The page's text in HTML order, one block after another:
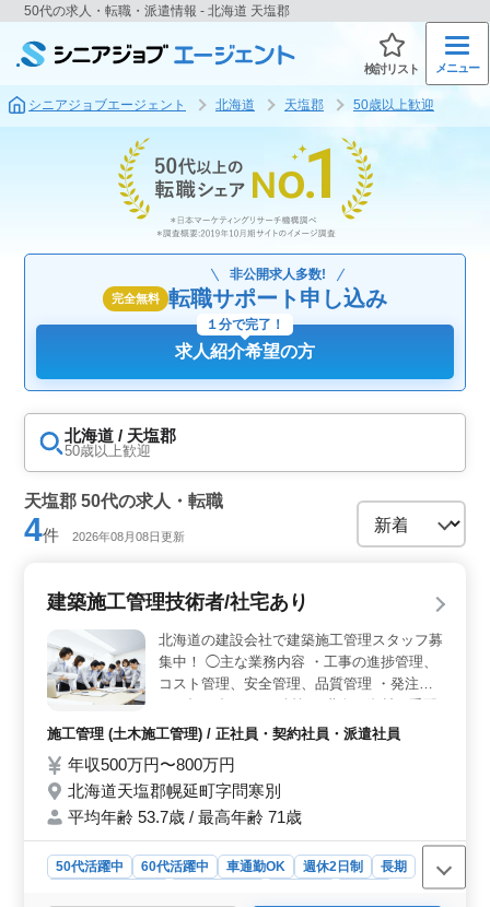
50代の求人・転職・派遣情報 - 北海道 天塩郡
検討リスト メニュー
シニアジョブエージェント 北海道 天塩郡 50歳以上歓迎
完全無料
非公開求人多数!
転職サポート申し込み
求人紹介希望の方
１分で完了！
北海道 / 天塩郡
50歳以上歓迎
天塩郡 50代の求人・転職
4件 2026年08月08日更新
建築施工管理技術者/社宅あり
北海道の建設会社で建築施工管理スタッフ募
集中！ ◯主な業務内容 ・工事の進捗管理、
コスト管理、安全管理、品質管理 ・発注者
・施工図の作成・修正 ・書類作成、近隣住
ランも活躍している企業です。 今までの経
験を活かして頂ける方、ぜひご応募くださ
い！ ＊社宅あり ＊車通勤OK ＊50歳以上活
躍中 ＊60歳以上活躍中
施工管理 (土木施工管理) / 正社員・契約社員・派遣社員
年収500万円〜800万円
北海道天塩郡幌延町字問寒別
平均年齢 53.7歳 / 最高年齢 71歳
50代活躍中 60代活躍中 車通勤OK 週休2日制
長期